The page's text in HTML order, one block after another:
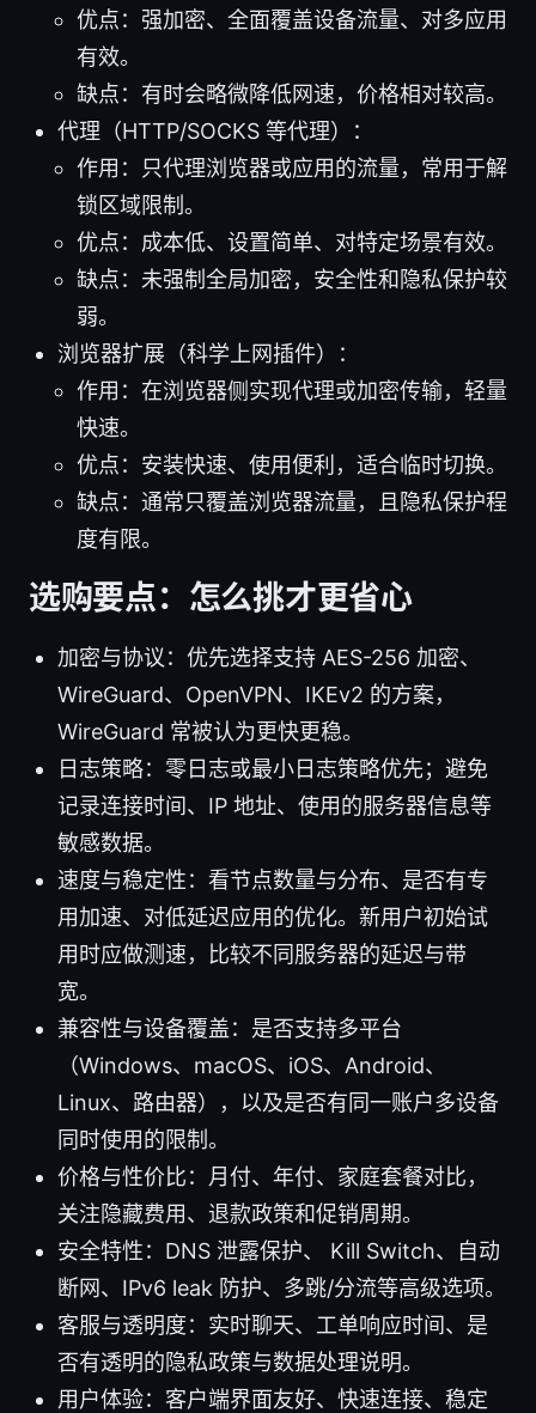
优点：强加密、全面覆盖设备流量、对多应用
有效。
缺点：有时会略微降低网速，价格相对较高。
代理（HTTP/SOCKS 等代理）：
作用：只代理浏览器或应用的流量，常用于解
锁区域限制。
优点：成本低、设置简单、对特定场景有效。
缺点：未强制全局加密，安全性和隐私保护较
弱。
浏览器扩展（科学上网插件）：
作用：在浏览器侧实现代理或加密传输，轻量
快速。
优点：安装快速、使用便利，适合临时切换。
缺点：通常只覆盖浏览器流量，且隐私保护程
度有限。
选购要点：怎么挑才更省心
加密与协议：优先选择支持 AES-256 加密、
WireGuard、OpenVPN、IKEv2 的方案，
WireGuard 常被认为更快更稳。
日志策略：零日志或最小日志策略优先；避免
记录连接时间、IP 地址、使用的服务器信息等
敏感数据。
速度与稳定性：看节点数量与分布、是否有专
用加速、对低延迟应用的优化。新用户初始试
用时应做测速，比较不同服务器的延迟与带
宽。
兼容性与设备覆盖：是否支持多平台
（Windows、macOS、iOS、Android、
Linux、路由器），以及是否有同一账户多设备
同时使用的限制。
价格与性价比：月付、年付、家庭套餐对比，
关注隐藏费用、退款政策和促销周期。
安全特性：DNS 泄露保护、 Kill Switch、自动
断网、IPv6 leak 防护、多跳/分流等高级选项。
客服与透明度：实时聊天、工单响应时间、是
否有透明的隐私政策与数据处理说明。
用户体验：客户端界面友好、快速连接、稳定